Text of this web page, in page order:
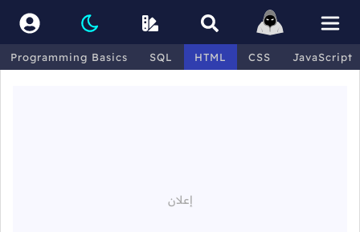
Programming Basics SQL HTML CSS JavaScript